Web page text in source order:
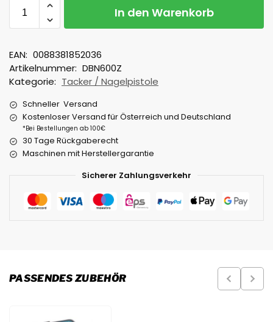
In den Warenkorb
EAN: 0088381852036
Artikelnummer: DBN600Z
Kategorie: Tacker / Nagelpistole
Schneller Versand
Kostenloser Versand für Österreich und Deutschland
*Bei Bestellungen ab 100€
30 Tage Rückgaberecht
Maschinen mit Herstellergarantie
Sicherer Zahlungsverkehr
PASSENDES ZUBEHÖR